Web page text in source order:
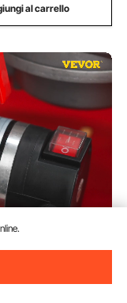
al carrello
di trasferimento
diesel elettrica